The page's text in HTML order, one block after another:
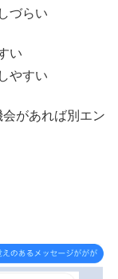
づらい
い
やすい
があれば別エン